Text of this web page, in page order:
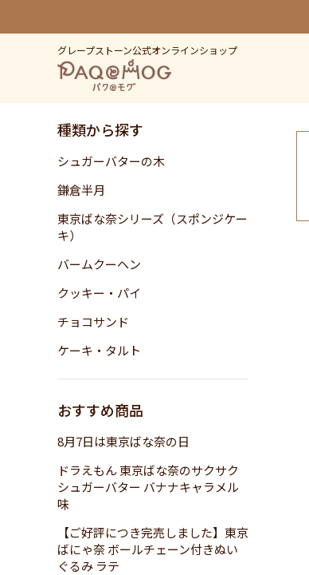
グレープストーン公式オンラインショップ
種類から探す
シュガーバターの木
鎌倉半月
東京ばな奈シリーズ（スポンジケー
キ）
バームクーヘン
クッキー・パイ
チョコサンド
ケーキ・タルト
おすすめ商品
8月7日は東京ばな奈の日
ドラえもん 東京ばな奈のサクサク
シュガーバター バナナキャラメル
味
【ご好評につき完売しました】東京
ばにゃ奈 ボールチェーン付きぬい
ぐるみ ラテ